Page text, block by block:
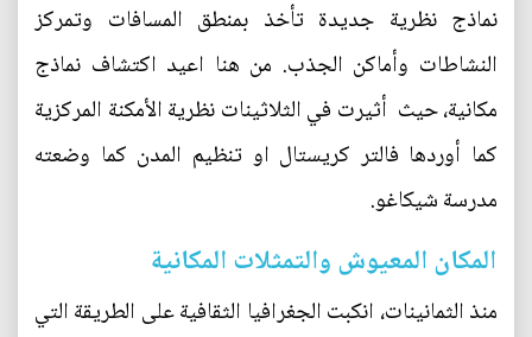
نماذج نظرية جديدة تأخذ بمنطق المسافات وتمركز
النشاطات وأماكن الجذب. من هنا اعيد اكتشاف نماذج
مكانية، حيث أثيرت في الثلاثينات نظرية الأمكنة المركزية
كما أوردها فالتر كريستال او تنظيم المدن كما وضعته
مدرسة شيكاغو.
المكان المعيوش والتمثلات المكانية
منذ الثمانينات، انكبت الجغرافيا الثقافية على الطريقة التي